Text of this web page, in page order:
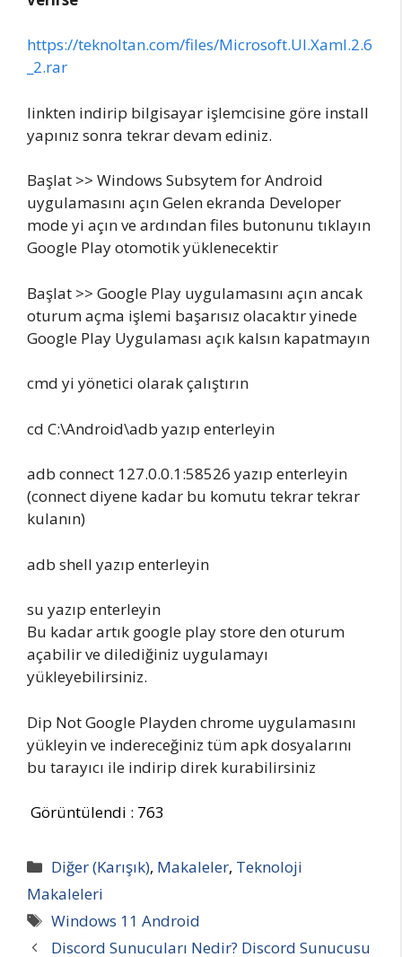
https://teknoltan.com/files/Microsoft.UI.Xaml.2.6
_2.rar
linkten indirip bilgisayar işlemcisine göre install
yapınız sonra tekrar devam ediniz.
Başlat >> Windows Subsytem for Android
uygulamasını açın Gelen ekranda Developer
mode yi açın ve ardından files butonunu tıklayın
Google Play otomotik yüklenecektir
Başlat >> Google Play uygulamasını açın ancak
oturum açma işlemi başarısız olacaktır yinede
Google Play Uygulaması açık kalsın kapatmayın
cmd yi yönetici olarak çalıştırın
cd C:\Android\adb yazıp enterleyin
adb connect 127.0.0.1:58526 yazıp enterleyin
(connect diyene kadar bu komutu tekrar tekrar
kulanın)
adb shell yazıp enterleyin
su yazıp enterleyin
Bu kadar artık google play store den oturum
açabilir ve dilediğiniz uygulamayı
yükleyebilirsiniz.
Dip Not Google Playden chrome uygulamasını
yükleyin ve indereceğiniz tüm apk dosyalarını
bu tarayıcı ile indirip direk kurabilirsiniz
Görüntülendi : 763
Kategoriler
Diğer (Karışık), Makaleler, Teknoloji
Makaleleri
Etiketler
Windows 11 Android
Discord Sunucuları Nedir? Discord Sunucusu